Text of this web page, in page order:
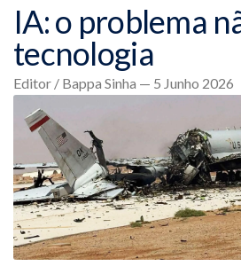
IA: o problema
tecnologia
Editor / Bappa Sinha — 5 Junho 2026